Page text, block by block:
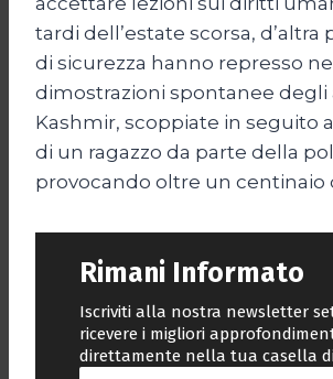
tardi dell’estate scorsa, d’altra
di sicurezza hanno represso
dimostrazioni spontanee degli
Kashmir, scoppiate in seguito
di un ragazzo da parte della
provocando oltre un centinaio
Rimani Informato
Iscriviti alla nostra newsletter
ricevere i migliori
direttamente nella tua casella